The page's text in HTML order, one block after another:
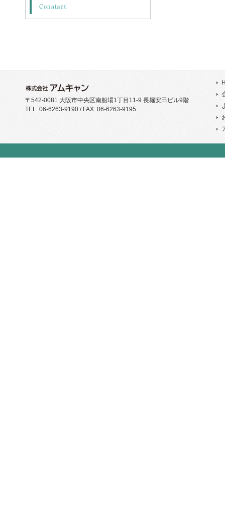
〒542-0081 大阪市中央区南船場1丁目11-9 長堀安田ビル9階
TEL: 06-6263-9190 / FAX: 06-6263-9195